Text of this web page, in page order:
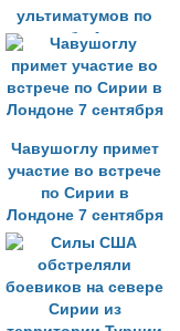
ультиматумов по
судьбе Асада
Чавушоглу примет
участие во встрече
по Сирии в
Лондоне 7 сентября